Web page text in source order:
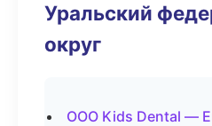
Уральский
округ
ООО Kids Dental —